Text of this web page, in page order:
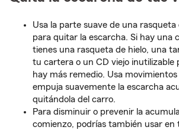
Usa la parte suave de una rasqueta
para quitar la escarcha. Si hay una
tienes una rasqueta de hielo, una
tu cartera o un CD viejo inutilizable
hay más remedio. Usa
empuja suavemente la escarcha
quitándola del carro.
Para disminuir o prevenir la
comienzo, podrías también usar en